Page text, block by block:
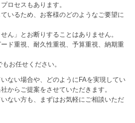
ロセスもあります。
いるため、お客様のどのようなご要望に
ん」とお断りすることはありません。
ド重視、耐久性重視、予算重視、納期重
お任せください。
ない場合や、どのようにFAを実現してい
からご提案をさせていただきます。
ない方も、まずはお気軽にご相談いただ